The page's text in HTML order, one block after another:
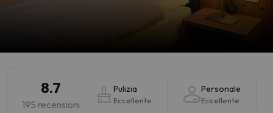
8.7
195 recensioni
Pulizia
Eccellente
Personale
Eccellente